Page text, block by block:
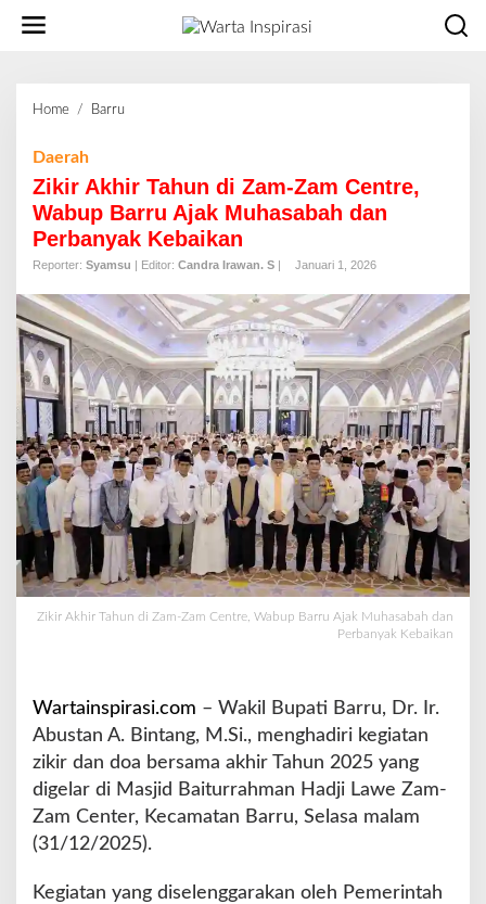
Home / Barru
i
r
A
k
h
r
T
a
h
u
n
d
i
Z
a
m
-
Z
a
r
e
,
W
b
u
B
Daerah
Zikir Akhir Tahun di Zam-Zam Centre,
Wabup Barru Ajak Muhasabah dan
Perbanyak Kebaikan
Reporter: Syamsu | Editor: Candra Irawan. S | Januari 1, 2026
Zikir Akhir Tahun di Zam-Zam Centre, Wabup Barru Ajak Muhasabah dan
Perbanyak Kebaikan
Wartainspirasi.com – Wakil Bupati Barru, Dr. Ir.
Abustan A. Bintang, M.Si., menghadiri kegiatan
zikir dan doa bersama akhir Tahun 2025 yang
digelar di Masjid Baiturrahman Hadji Lawe Zam-
Zam Center, Kecamatan Barru, Selasa malam
(31/12/2025).
Kegiatan yang diselenggarakan oleh Pemerintah